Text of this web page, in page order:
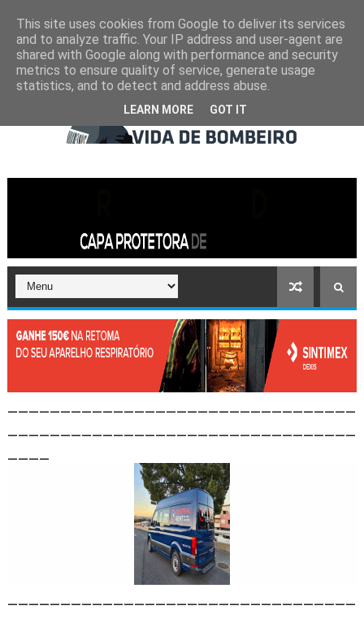
This site uses cookies from Google to deliver its services
and to analyze traffic. Your IP address and user-agent are
shared with Google along with performance and security
metrics to ensure quality of service, generate usage
statistics, and to detect and address abuse.
LEARN MORE GOT IT